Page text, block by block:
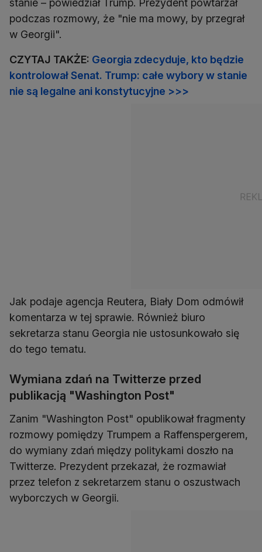
stanie – powiedział Trump. Prezydent powtarzał
podczas rozmowy, że "nie ma mowy, by przegrał
w Georgii".
CZYTAJ TAKŻE: Georgia zdecyduje, kto będzie
kontrolował Senat. Trump: całe wybory w stanie
nie są legalne ani konstytucyjne >>>
Jak podaje agencja Reutera, Biały Dom odmówił
komentarza w tej sprawie. Również biuro
sekretarza stanu Georgia nie ustosunkowało się
do tego tematu.
Wymiana zdań na Twitterze przed
publikacją "Washington Post"
Zanim "Washington Post" opublikował fragmenty
rozmowy pomiędzy Trumpem a Raffenspergerem,
do wymiany zdań między politykami doszło na
Twitterze. Prezydent przekazał, że rozmawiał
przez telefon z sekretarzem stanu o oszustwach
wyborczych w Georgii.